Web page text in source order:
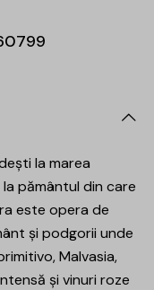
la marea
pământul din care
este opera de
și podgorii unde
Malvasia,
și vinuri roze